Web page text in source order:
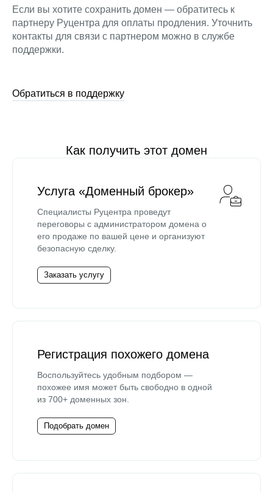
Если вы хотите сохранить домен — обратитесь к
партнеру Руцентра для оплаты продления. Уточнить
контакты для связи с партнером можно в службе
поддержки.
Обратиться в поддержку
Как получить этот домен
Услуга «Доменный брокер»
Специалисты Руцентра проведут
переговоры с администратором домена о
его продаже по вашей цене и организуют
безопасную сделку.
Заказать услугу
Регистрация похожего домена
Воспользуйтесь удобным подбором —
похожее имя может быть свободно в одной
из 700+ доменных зон.
Подобрать домен